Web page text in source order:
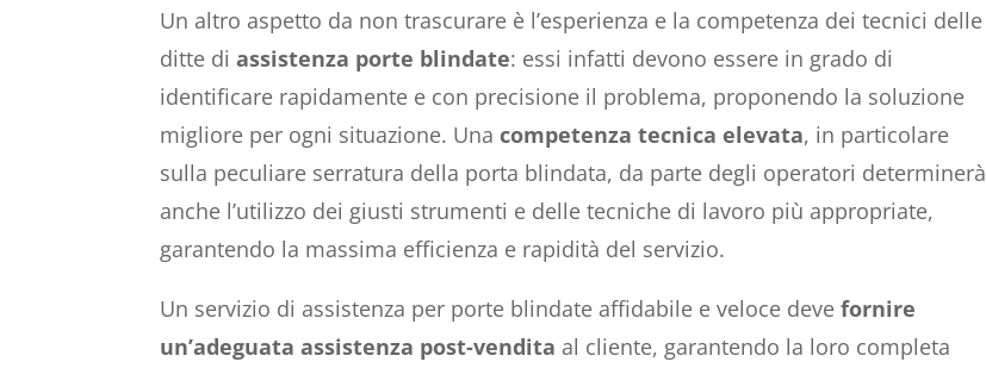
Un altro aspetto da non trascurare è l’esperienza e la competenza dei tecnici delle
ditte diassistenza porte blindate: essi infatti devono essere in grado di
identificare rapidamente e con precisione il problema, proponendo la soluzione
migliore per ogni situazione. Una competenza tecnica elevata, in particolare
sulla peculiare serratura della porta blindata, da parte degli operatori determinerà
anche l’utilizzo dei giusti strumenti e delle tecniche di lavoro più appropriate,
garantendo la massima efficienza e rapidità del servizio.
Un servizio di assistenza per porte blindate affidabile e veloce deve fornire
un’adeguata assistenza post-vendita al cliente, garantendo la loro completa